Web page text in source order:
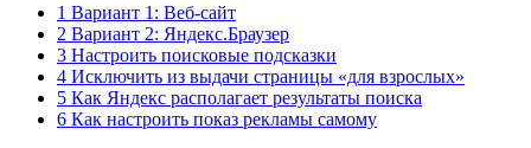
1 Вариант 1: Веб-сайт
2 Вариант 2: Яндекс.Браузер
3 Настроить поисковые подсказки
4 Исключить из выдачи страницы «для взрослых»
5 Как Яндекс располагает результаты поиска
6 Как настроить показ рекламы самому